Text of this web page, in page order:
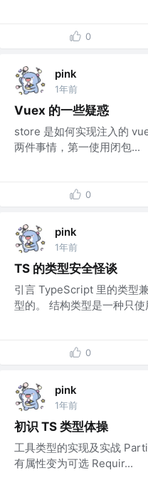
0
pink
1年前
Vuex 的一些疑惑
store 是如何实现注入的
两件事情，第一使用闭包...
0
pink
1年前
TS 的类型安全怪谈
引言 TypeScript 里的类型
型的。 结构类型是一种只使
0
pink
1年前
初识 TS 类型体操
工具类型的实现及实战
有属性变为可选 Requir...